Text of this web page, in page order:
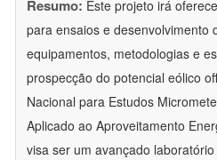
Resumo: Este projeto irá
para ensaios e desenvolvimento
equipamentos, metodologias e
prospecção do potencial eólico
Nacional para Estudos
Aplicado ao Aproveitamento
visa ser um avançado